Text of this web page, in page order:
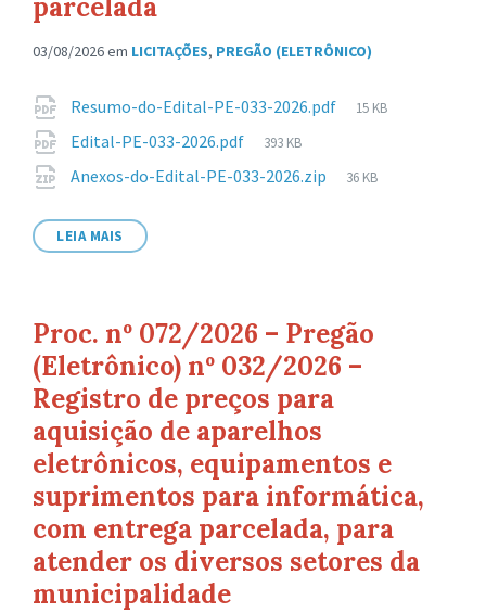
parcelada
03/08/2026em LICITAÇÕES, PREGÃO (ELETRÔNICO)
Anexos
Resumo-do-Edital-PE-033-2026.pdf
Tamanho
15 KB
Edital-PE-033-2026.pdf
Tamanho
arquivo:
393 KB
Anexos-do-Edital-PE-033-2026.zip
Tamanho
36 KB
LEIA MAIS
Proc. nº 072/2026 – Pregão
(Eletrônico) nº 032/2026 –
Registro de preços para
aquisição de aparelhos
eletrônicos, equipamentos e
suprimentos para informática,
com entrega parcelada, para
atender os diversos setores da
municipalidade